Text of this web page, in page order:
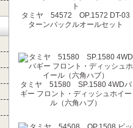
タミヤ 54572 OP.1572 DT-03
ターンバックルオールセット
タミヤ 51580 SP.1580 4WDバ
ギー フロント・ディッシュホイー
ル（六角ハブ）